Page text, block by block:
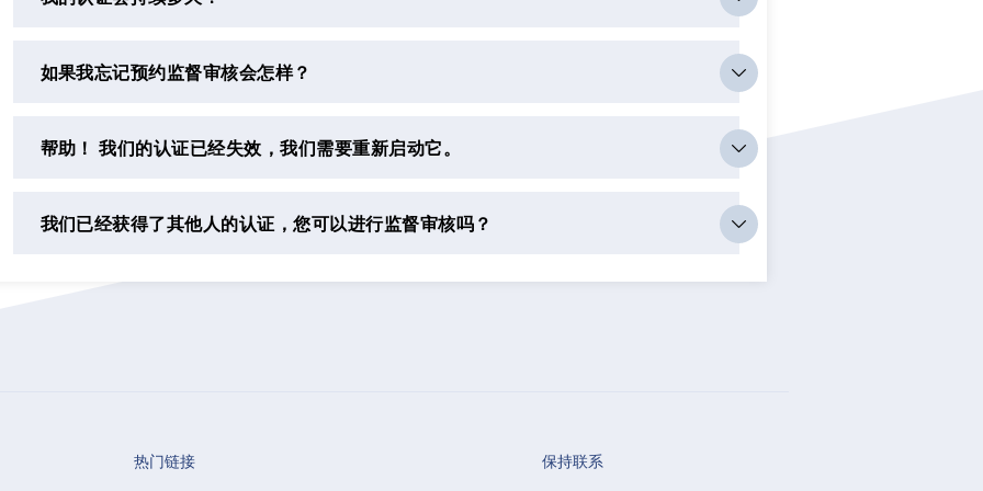
如果我忘记预约监督审核会怎样？
帮助！ 我们的认证已经失效，我们需要重新启动它。
我们已经获得了其他人的认证，您可以进行监督审核吗？
热门链接 保持联系